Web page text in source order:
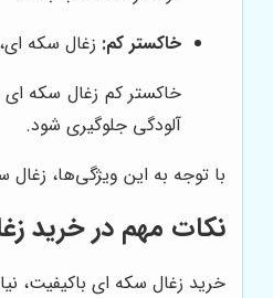
خاکستر کم: زغال سکه
خاکستر کم زغال سکه ای
آلودگی جلوگیری شود.
با توجه به این ویژگی‌ها،
نکات مهم در خرید
خرید زغال سکه ای باکیفیت،